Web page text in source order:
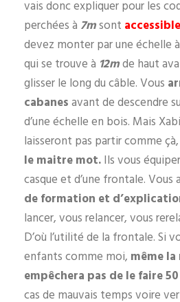
vais donc expliquer pour les
perchées à 7msont
devez monter par une échelle
qui se trouve à 12mde haut
glisser le long du câble. Vous
cabanesavant de descendre
d’une échelle en bois. Mais
laisseront pas partir comme
le maitre mot.Ils vous
casque et d’une frontale. Vous
de formation et
lancer, vous relancer, vous
D’où l’utilité de la frontale. Si
enfants comme moi, même
empêchera pas de le faire
cas de mauvais temps voire